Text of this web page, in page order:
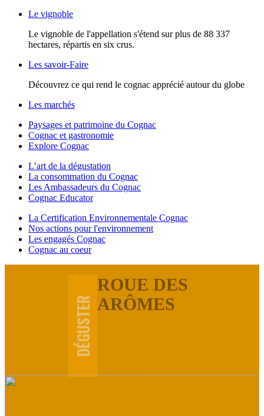
Le vignoble
Le vignoble de l'appellation s'étend sur plus de 88 337
hectares, répartis en six crus.
Les savoir-Faire
Découvrez ce qui rend le cognac apprécié autour du globe
Les marchés
Paysages et patrimoine du Cognac
Cognac et gastronomie
Explore Cognac
L’art de la dégustation
La consommation du Cognac
Les Ambassadeurs du Cognac
Cognac Educator
La Certification Environnementale Cognac
Nos actions pour l'environnement
Les engagés Cognac
Cognac au coeur
DÉGUSTER
ROUE DES
ARÔMES